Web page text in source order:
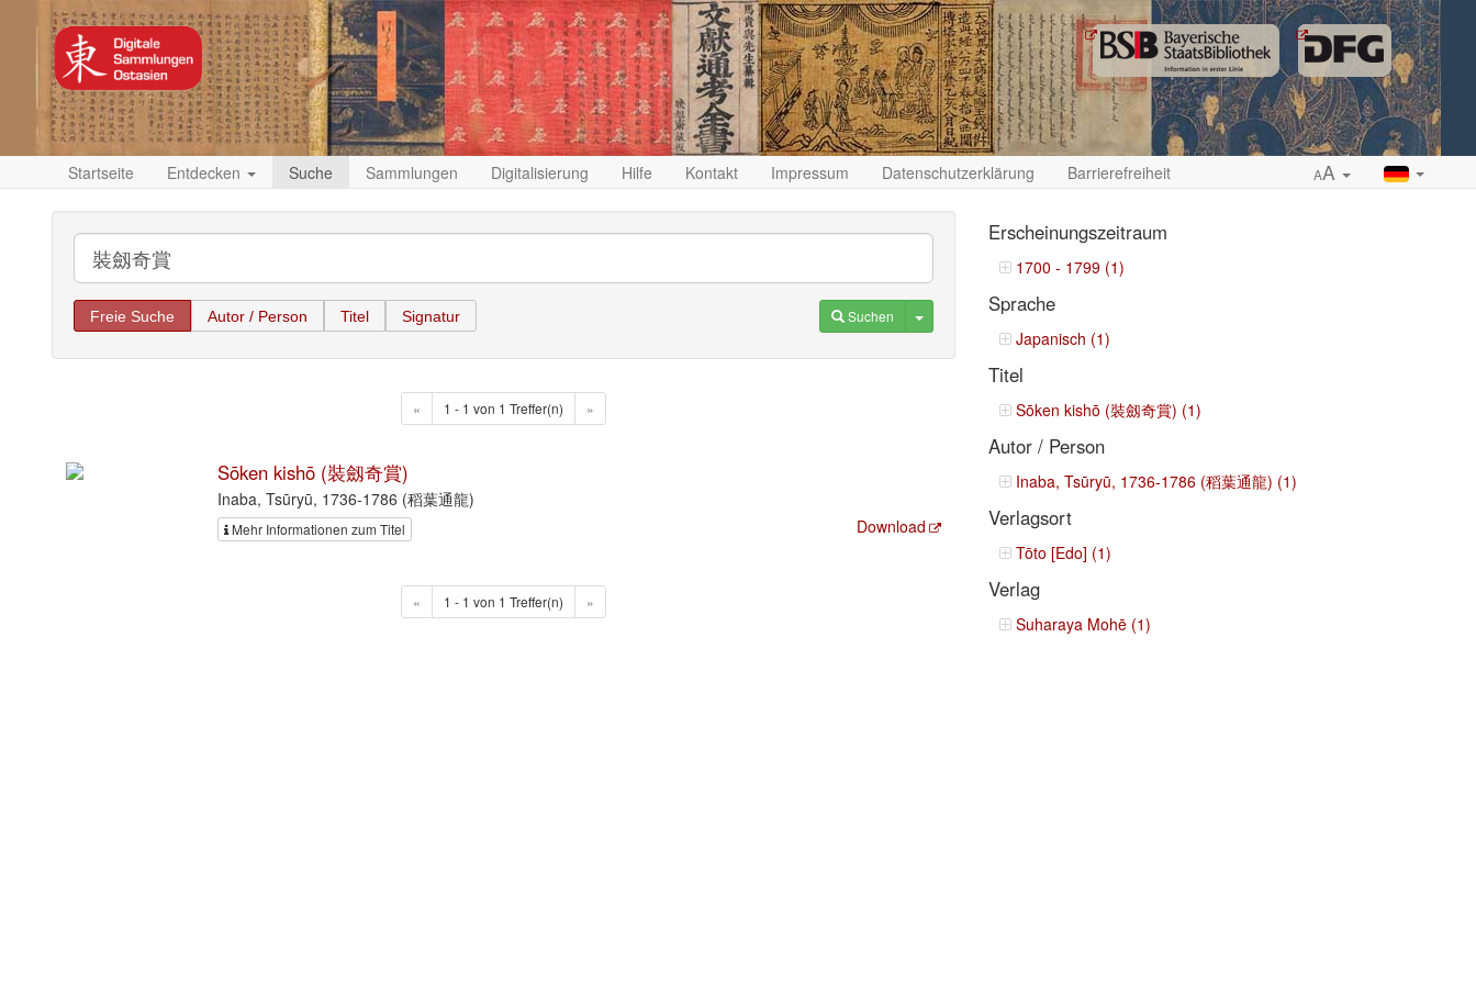
Startseite Entdecken Suche Sammlungen Digitalisierung Hilfe Kontakt Impressum Datenschutzerklärung Barrierefreiheit AA
Freie Suche Autor / Person Titel Signatur Suchen Toggle Dropdown
« 1 - 1 von 1 Treffer(n) »
Sōken kishō (裝劔奇賞)
Inaba, Tsūryū, 1736-1786 (稻葉通龍)
Mehr Informationen zum Titel Download
« 1 - 1 von 1 Treffer(n) »
Erscheinungszeitraum
1700 - 1799 (1)
Sprache
Japanisch (1)
Titel
Sōken kishō (裝劔奇賞) (1)
Autor / Person
Inaba, Tsūryū, 1736-1786 (稻葉通龍) (1)
Verlagsort
Tōto [Edo] (1)
Verlag
Suharaya Mohē (1)